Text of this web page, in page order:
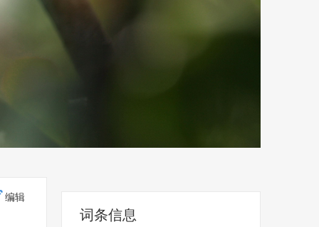
编辑
词条信息